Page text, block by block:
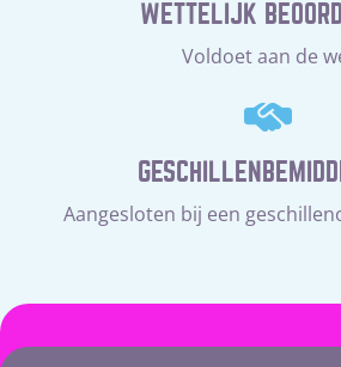
WETTELIJK
Voldoet aan de
Aangesloten bij een